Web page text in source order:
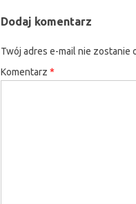
Dodaj komentarz
Twój adres e-mail nie zostanie
Komentarz *